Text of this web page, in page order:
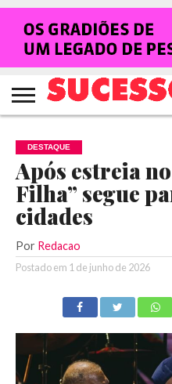
HOME
NOTÍCIAS
SHOWS
ENTREVISTAS
CLIQUES
RANKING
CROWLEY
TV
SUCESSO!
REVISTA
SUCESSO!
DESTAQUE
Após estreia
Filha” segue
cidades
Por Redacao
Postado em 1 de junho de 2026